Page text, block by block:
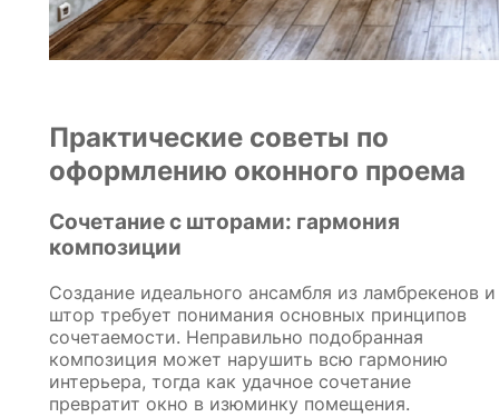
Практические советы по
оформлению оконного проема
Сочетание с шторами: гармония
композиции
Создание идеального ансамбля из ламбрекенов и
штор требует понимания основных принципов
сочетаемости. Неправильно подобранная
композиция может нарушить всю гармонию
интерьера, тогда как удачное сочетание
превратит окно в изюминку помещения.